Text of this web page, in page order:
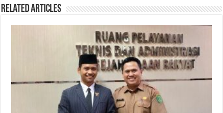
Related Articles